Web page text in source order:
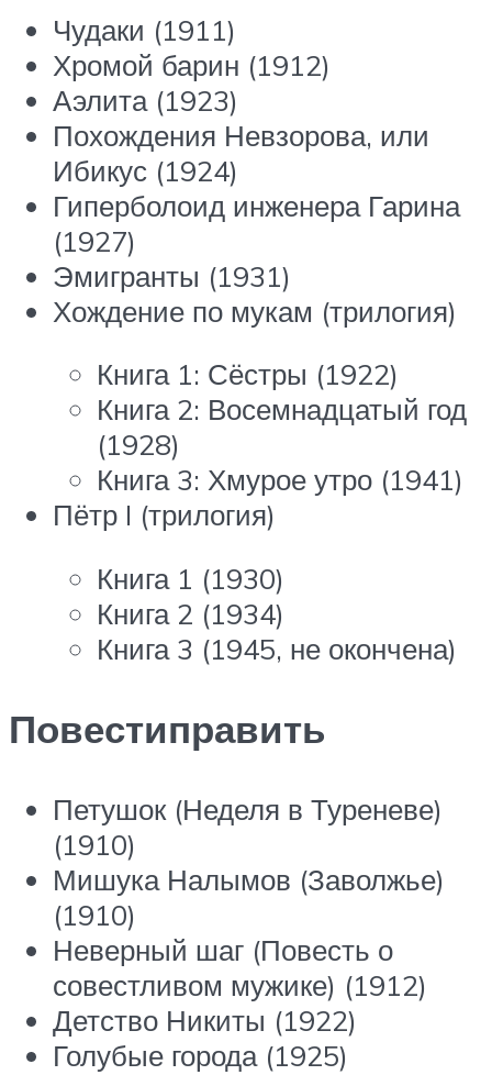
Чудаки (1911)
Хромой барин (1912)
Аэлита (1923)
Похождения Невзорова, или
Ибикус (1924)
Гиперболоид инженера Гарина
(1927)
Эмигранты (1931)
Хождение по мукам (трилогия)
Книга 1: Сёстры (1922)
Книга 2: Восемнадцатый год
(1928)
Книга 3: Хмурое утро (1941)
Пётр I (трилогия)
Книга 1 (1930)
Книга 2 (1934)
Книга 3 (1945, не окончена)
Повестиправить
Петушок (Неделя в Туреневе)
(1910)
Мишука Налымов (Заволжье)
(1910)
Неверный шаг (Повесть о
совестливом мужике) (1912)
Детство Никиты (1922)
Голубые города (1925)